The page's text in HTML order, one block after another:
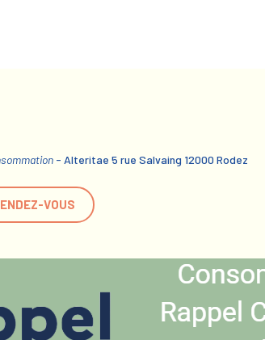
- Alteritae 5 rue Salvaing 12000 Rodez
VOUS